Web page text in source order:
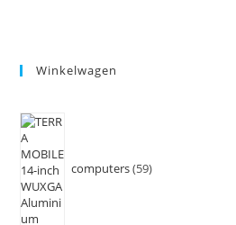
Winkelwagen
computers 59